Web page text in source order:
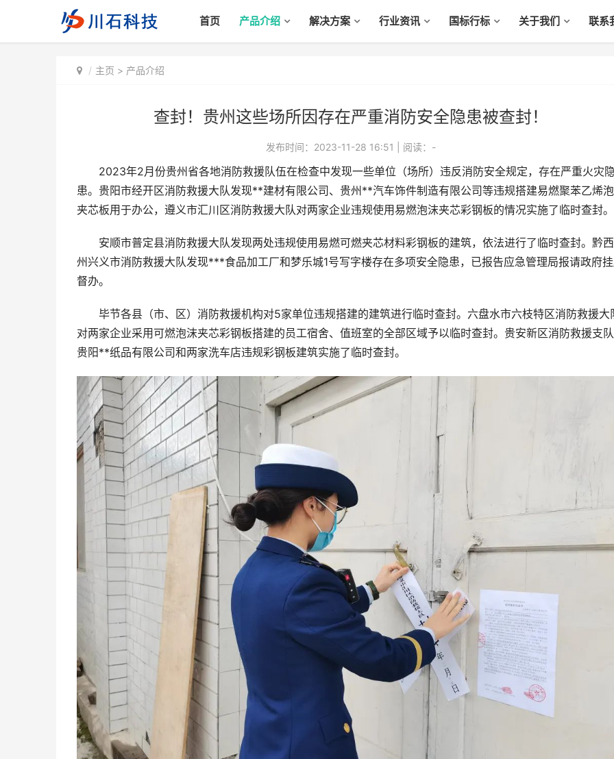
首页 产品介绍 解决方案 行业资讯 国标行标 关于我们 联系
主页 > 产品介绍
查封！贵州这些场所因存在严重消防安全隐患被查封！
发布时间：2023-11-28 16:51 阅读： -
2023年2月份贵州省各地消防救援队伍在检查中发现一些单位（场所）违反消防安全规定，存在严重火灾隐
患。贵阳市经开区消防救援大队发现**建材有限公司、贵州**汽车饰件制造有限公司等违规搭建易燃聚苯乙烯
夹芯板用于办公，遵义市汇川区消防救援大队对两家企业违规使用易燃泡沫夹芯彩钢板的情况实施了临时查封。
安顺市普定县消防救援大队发现两处违规使用易燃可燃夹芯材料彩钢板的建筑，依法进行了临时查封。黔
州兴义市消防救援大队发现***食品加工厂和梦乐城1号写字楼存在多项安全隐患，已报告应急管理局报请政府
督办。
毕节各县（市、区）消防救援机构对5家单位违规搭建的建筑进行临时查封。六盘水市六枝特区消防救援大
对两家企业采用可燃泡沫夹芯彩钢板搭建的员工宿舍、值班室的全部区域予以临时查封。贵安新区消防救援支
贵阳**纸品有限公司和两家洗车店违规彩钢板建筑实施了临时查封。